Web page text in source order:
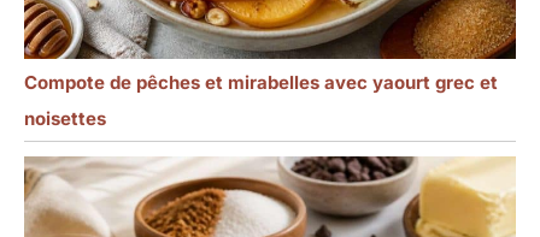
Compote de pêches et mirabelles avec yaourt grec et
noisettes